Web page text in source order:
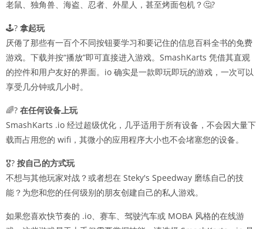
老鼠、独角兽、海盗、忍者、外星人，甚至烤面包机？🤔?
🕹? 拿起玩
厌倦了那些有一百个不同按钮要学习和要记住的信息百科全书的免费
游戏。下载并按“播放”即可直接进入游戏。SmashKarts 凭借其直观
的控件和用户友好的界面。io 确实是一款即玩即玩的游戏，一次可以
享受几分钟或几小时。
🌈? 在任何设备上玩
SmashKarts .io 经过超级优化，几乎适用于所有设备，不会因大量下
载而占用您的 wifi，其微小的应用程序大小也不会堵塞您的设备。
🎖? 按自己的方式玩
不想与其他玩家对战？或者想在 Steky's Speedway 磨练自己的技
能？为您和您的任何级别的朋友创建自己的私人游戏。
如果您喜欢快节奏的 .io、赛车、驾驶汽车或 MOBA 风格的在线游